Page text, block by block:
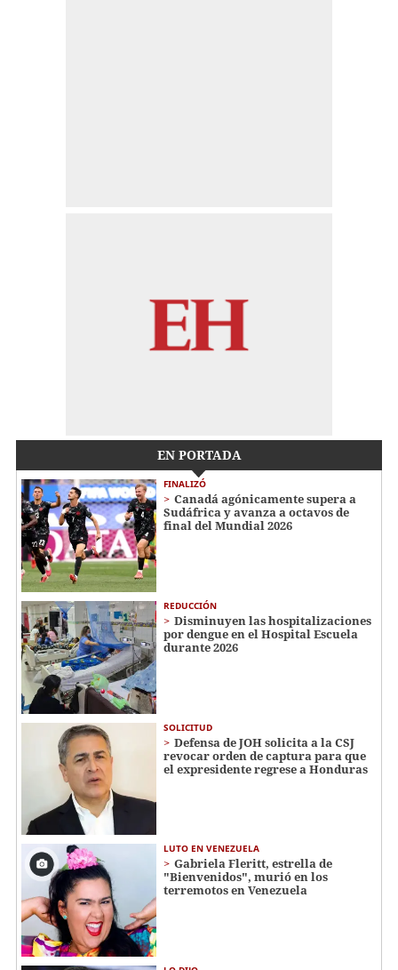
EN PORTADA
FINALIZÓ
Canadá agónicamente supera a
Sudáfrica y avanza a octavos de
final del Mundial 2026
REDUCCIÓN
Disminuyen las hospitalizaciones
por dengue en el Hospital Escuela
durante 2026
SOLICITUD
Defensa de JOH solicita a la CSJ
revocar orden de captura para que
el expresidente regrese a Honduras
LUTO EN VENEZUELA
Gabriela Fleritt, estrella de
"Bienvenidos", murió en los
terremotos en Venezuela